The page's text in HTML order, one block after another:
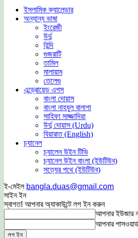
ইসলামিক ক্যালেন্ডার
অন্যান্য ভাষা
ইংরেজী
উর্দু
হিন্দি
গুজরাটি
তামিল
মালায়াম
তেলেগু
এন্ড্রোয়েড এপস
বাংলা দোয়াস
বাংলা নাহযুল বালাগা
সাহিফা সাজ্জাদিয়া
উর্দু দোয়াস (Urdu)
যিয়ারাত (English)
চ্যানেল
চ্যালেন উইন টিভি
চ্যানেল উইন বাংলা (ইউটিউব)
সত্যের পথে (ইউটিউব)
ই-মেইল bangla.duas@gmail.com
সাইন ইন
স্বাগত! আপনার অ্যাকাউন্টে লগ ইন করুন
আপনার ইউজার
আপনার